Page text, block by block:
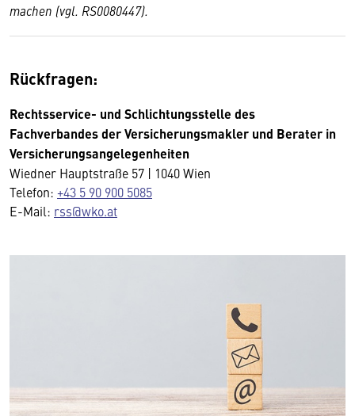
machen (vgl. RS0080447).
Rückfragen:
Rechtsservice- und Schlichtungsstelle des
Fachverbandes der Versicherungsmakler und Berater in
Versicherungsangelegenheiten
Wiedner Hauptstraße 57 | 1040 Wien
Telefon: +43 5 90 900 5085
E-Mail: rss@wko.at